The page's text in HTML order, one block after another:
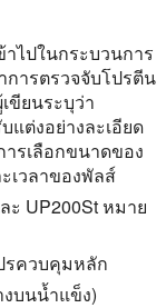
ไปในกระบวนการ
การตรวจจับโปรตีน
ขียนระบุว่า
แต่งอย่างละเอียด
รเลือกขนาดของ
เวลาของพัลส์
ะ UP200St หมาย
รควบคุมหลัก
งบนน้ำแข็ง)